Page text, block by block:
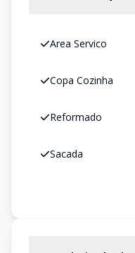
Area Servico
Copa Cozinha
Reformado
Sacada